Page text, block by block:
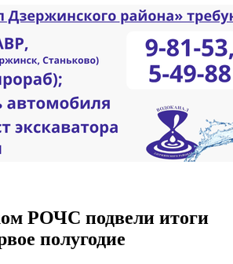
РОЧС подвели итоги
полугодие